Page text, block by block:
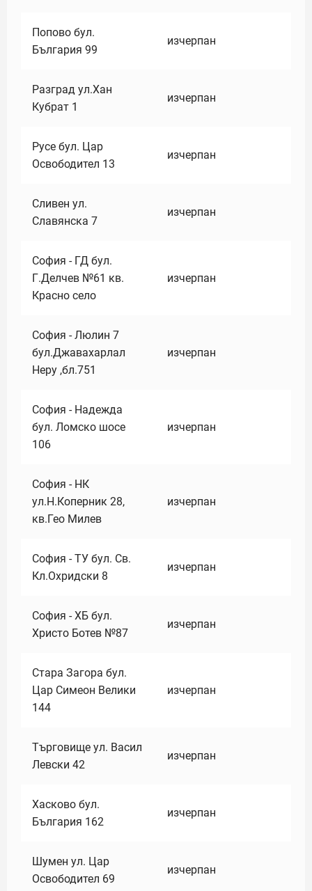
Попово бул.
България 99
изчерпан
Разград ул.Хан
Кубрат 1
изчерпан
Русе бул. Цар
Освободител 13
изчерпан
Сливен ул.
Славянска 7
изчерпан
София - ГД бул.
Г.Делчев №61 кв.
Красно село
изчерпан
София - Люлин 7
бул.Джавахарлал
Неру ,бл.751
изчерпан
София - Надежда
бул. Ломско шосе
106
изчерпан
София - НК
ул.Н.Коперник 28,
кв.Гео Милев
изчерпан
София - ТУ бул. Св.
Кл.Охридски 8
изчерпан
София - ХБ бул.
Христо Ботев №87
изчерпан
Стара Загора бул.
Цар Симеон Велики
144
изчерпан
Търговище ул. Васил
Левски 42
изчерпан
Хасково бул.
България 162
изчерпан
Шумен ул. Цар
Освободител 69
изчерпан